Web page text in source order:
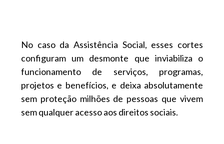
No caso da Assistência Social, esses cortes
configuram um desmonte que inviabiliza o
funcionamento de serviços, programas,
projetos e benefícios, e deixa absolutamente
sem proteção milhões de pessoas que vivem
sem qualquer acesso aos direitos sociais.